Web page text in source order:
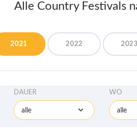
Alle Country Festivals
2021 2022 2023
DAUER
alle
WO
alle